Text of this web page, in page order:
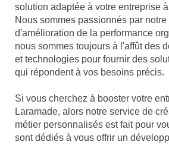
solution adaptée à votre entreprise
Nous sommes passionnés par notre
d'amélioration de la performance
nous sommes toujours à l'affût des
et technologies pour fournir des
qui répondent à vos besoins précis.
Si vous cherchez à booster votre
Laramade, alors notre service de
métier personnalisés est fait pour
sont dédiés à vous offrir un